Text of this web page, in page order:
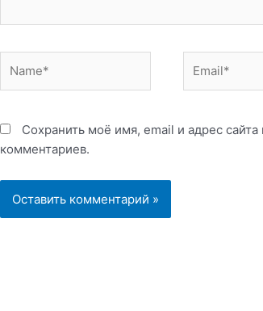
Сохранить моё имя, email и адрес
комментариев.